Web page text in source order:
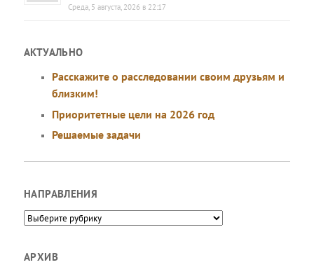
Среда, 5 августа, 2026 в 22:17
АКТУАЛЬНО
Расскажите о расследовании своим друзьям и
близким!
Приоритетные цели на 2026 год
Решаемые задачи
НАПРАВЛЕНИЯ
Направления
АРХИВ